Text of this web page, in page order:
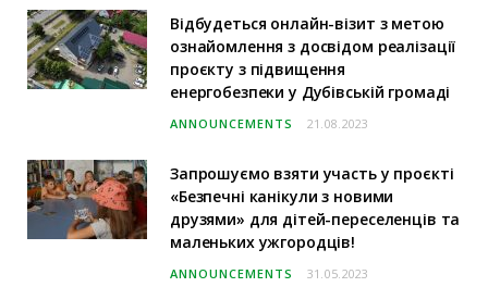
Відбудеться онлайн-візит з метою
ознайомлення з досвідом реалізації
проєкту з підвищення
енергобезпеки у Дубівській громаді
ANNOUNCEMENTS 21.08.2023
Запрошуємо взяти участь у проєкті
«Безпечні канікули з новими
друзями» для дітей-переселенців та
маленьких ужгородців!
ANNOUNCEMENTS 31.05.2023